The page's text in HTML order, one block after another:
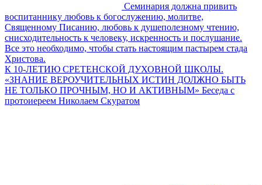
Семинария должна привить
воспитаннику любовь к богослужению, молитве,
Священному Писанию, любовь к душеполезному чтению,
снисходительность к человеку, искренность и послушание.
Все это необходимо, чтобы стать настоящим пастырем стада
Христова.
К 10-ЛЕТИЮ СРЕТЕНСКОЙ ДУХОВНОЙ ШКОЛЫ.
«ЗНАНИЕ ВЕРОУЧИТЕЛЬНЫХ ИСТИН ДОЛЖНО БЫТЬ
НЕ ТОЛЬКО ПРОЧНЫМ, НО И АКТИВНЫМ» Беседа с
протоиереем Николаем Скуратом